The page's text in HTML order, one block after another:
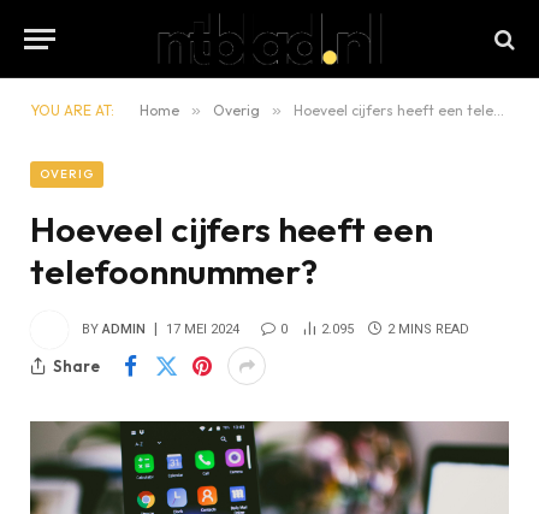
YOU ARE AT: Home » Overig » Hoeveel cijfers heeft een telefoonnummer?
OVERIG
Hoeveel cijfers heeft een
telefoonnummer?
BY ADMIN 17 MEI 2024 0 2.095 2 MINS READ
Share